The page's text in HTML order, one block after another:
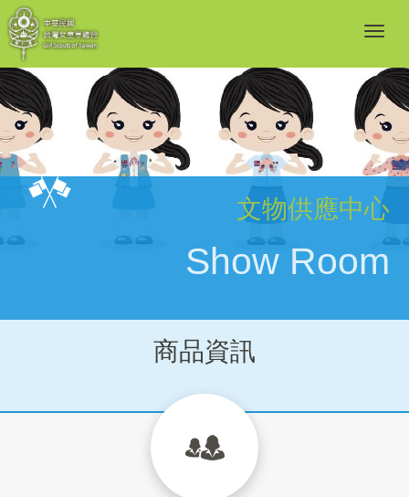
文物供應中心
Show Room
商品資訊